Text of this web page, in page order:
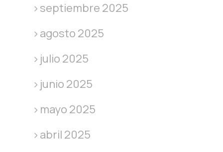
septiembre 2025
agosto 2025
julio 2025
junio 2025
mayo 2025
abril 2025